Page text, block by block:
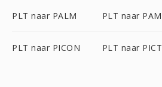
PLT naar PALM PLT naar PAM
PLT naar PICON PLT naar PICT